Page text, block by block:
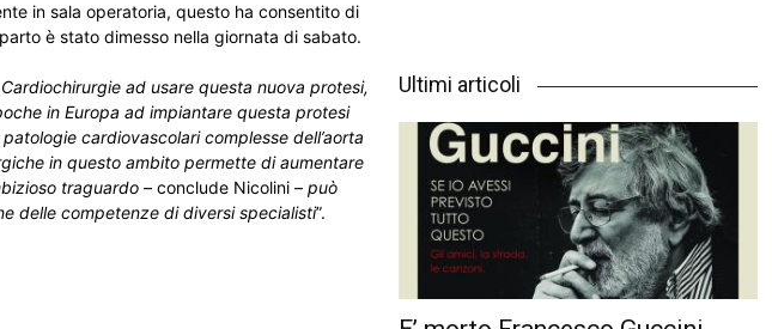
in sala operatoria, questo ha consentito di
è stato dimesso nella giornata di sabato.
ad usare questa nuova protesi,
in Europa ad impiantare questa protesi
cardiovascolari complesse dell’aorta
in questo ambito permette di aumentare
traguardo – conclude Nicolini – può
delle competenze di diversi specialisti”.
Ultimi articoli